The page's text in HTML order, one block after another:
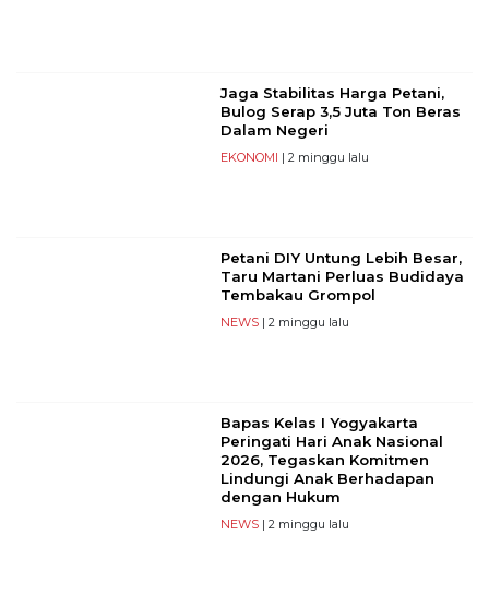
Jaga Stabilitas Harga Petani,
Bulog Serap 3,5 Juta Ton Beras
Dalam Negeri
EKONOMI | 2 minggu lalu
Petani DIY Untung Lebih Besar,
Taru Martani Perluas Budidaya
Tembakau Grompol
NEWS| 2 minggu lalu
Bapas Kelas I Yogyakarta
Peringati Hari Anak Nasional
2026, Tegaskan Komitmen
Lindungi Anak Berhadapan
dengan Hukum
NEWS| 2 minggu lalu